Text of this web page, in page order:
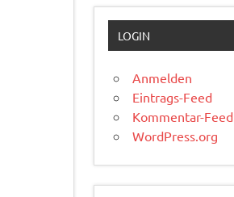
LOGIN
Anmelden
Eintrags-Feed
Kommentar-Feed
WordPress.org